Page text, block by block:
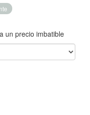
un precio imbatible